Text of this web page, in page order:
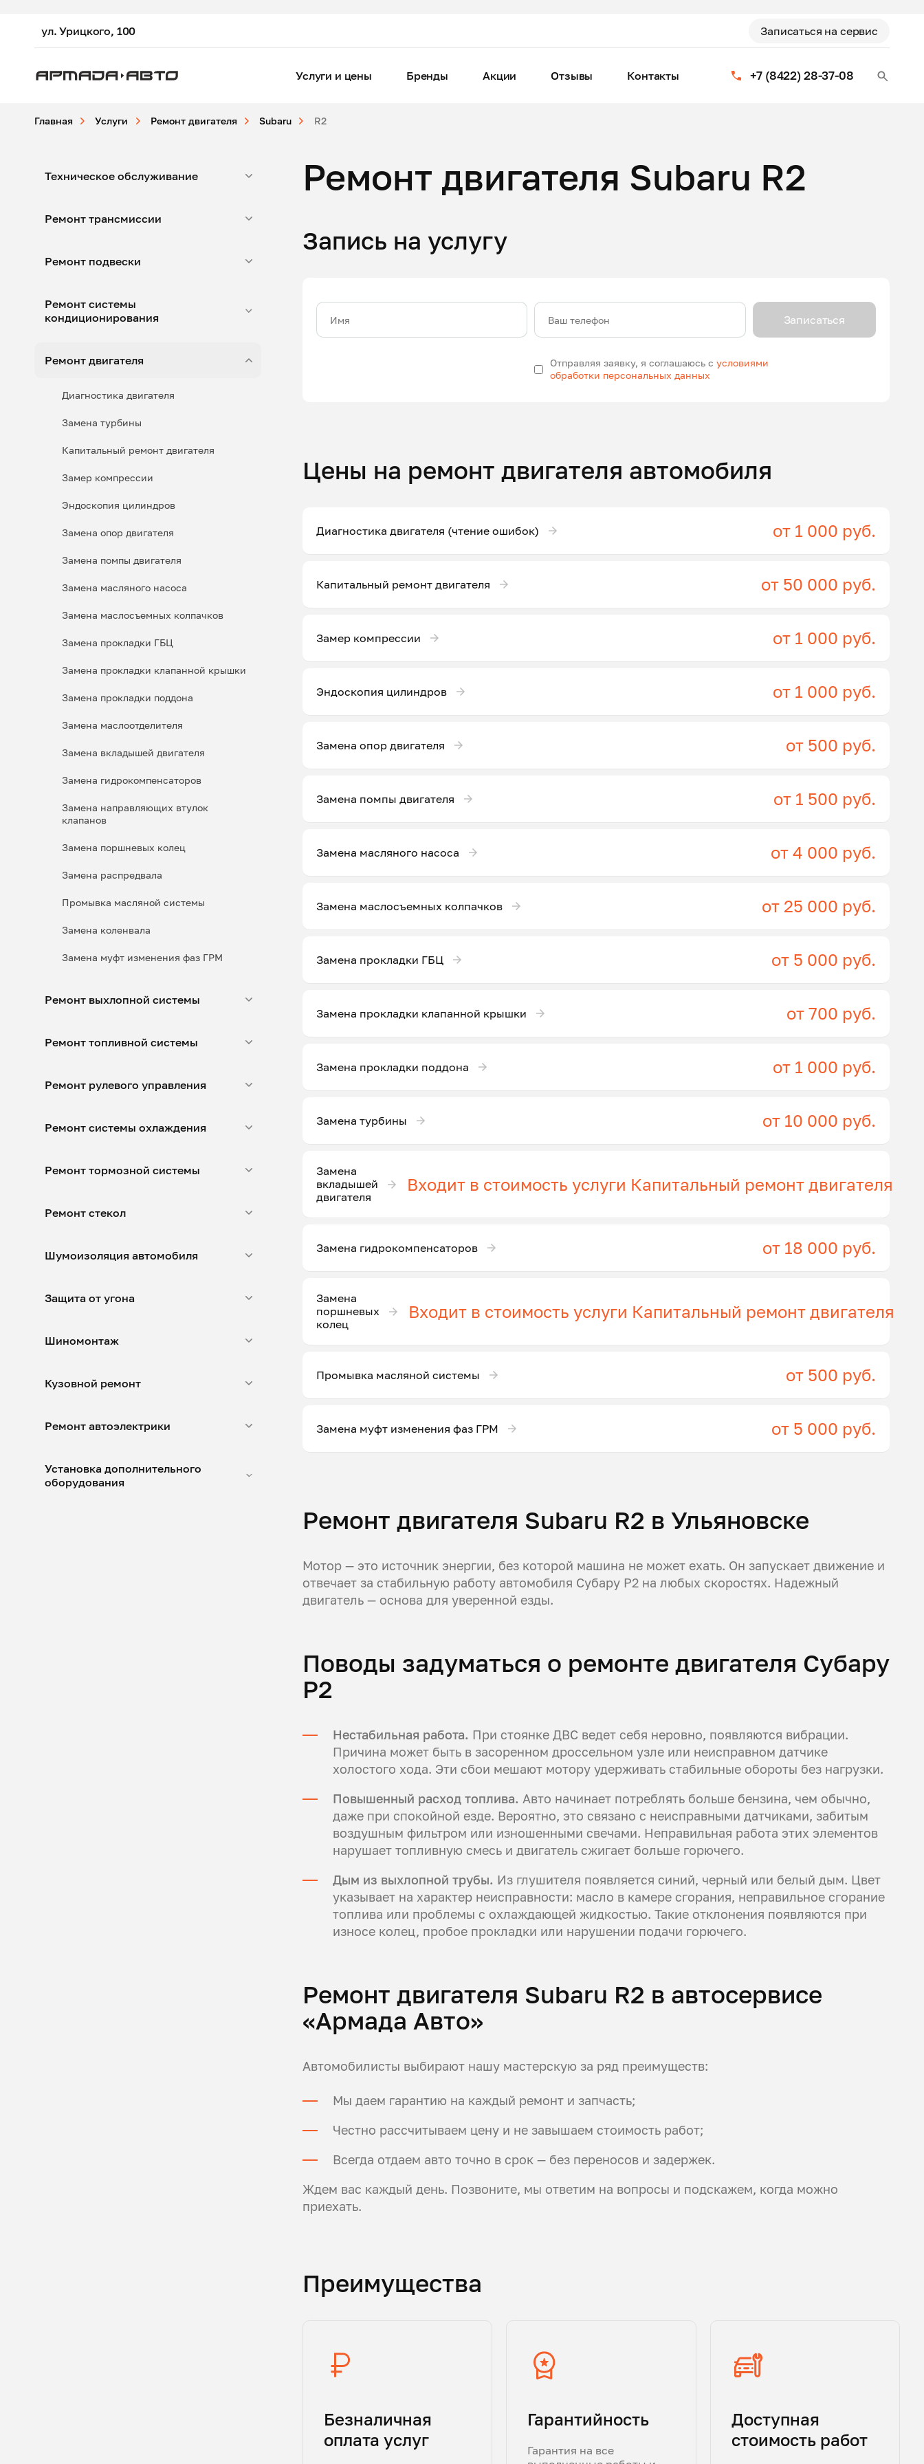
ул. Урицкого, 100 Записаться на сервис
+7 (8422) 28-37-08
Услуги и цены Бренды Акции Отзывы Контакты
Главная Услуги Ремонт двигателя Subaru R2
Техническое обслуживание
Ремонт трансмиссии
Ремонт подвески
Ремонт системы
кондиционирования
Ремонт двигателя
Диагностика двигателя
Замена турбины
Капитальный ремонт двигателя
Замер компрессии
Эндоскопия цилиндров
Замена опор двигателя
Замена помпы двигателя
Замена масляного насоса
Замена маслосъемных колпачков
Замена прокладки ГБЦ
Замена прокладки клапанной крышки
Замена прокладки поддона
Замена маслоотделителя
Замена вкладышей двигателя
Замена гидрокомпенсаторов
Замена направляющих втулок
клапанов
Замена поршневых колец
Замена распредвала
Промывка масляной системы
Замена коленвала
Замена муфт изменения фаз ГРМ
Ремонт выхлопной системы
Ремонт топливной системы
Ремонт рулевого управления
Ремонт системы охлаждения
Ремонт тормозной системы
Ремонт стекол
Шумоизоляция автомобиля
Защита от угона
Шиномонтаж
Кузовной ремонт
Ремонт автоэлектрики
Установка дополнительного
оборудования
Ремонт двигателя Subaru R2
Запись на услугу
Имя Ваш телефон
Отправляя заявку, я соглашаюсь сусловиями
обработки персональных данных
Записаться
Цены на ремонт двигателя автомобиля
Диагностика двигателя (чтение ошибок) от 1 000 руб.
Капитальный ремонт двигателя от 50 000 руб.
Замер компрессии от 1 000 руб.
Эндоскопия цилиндров от 1 000 руб.
Замена опор двигателя от 500 руб.
Замена помпы двигателя от 1 500 руб.
Замена масляного насоса от 4 000 руб.
Замена маслосъемных колпачков от 25 000 руб.
Замена прокладки ГБЦ от 5 000 руб.
Замена прокладки клапанной крышки от 700 руб.
Замена прокладки поддона от 1 000 руб.
Замена турбины от 10 000 руб.
Замена
вкладышей
двигателя
Входит в стоимость услуги Капитальный ремонт двигателя
Замена гидрокомпенсаторов от 18 000 руб.
Замена
поршневых
колец
Входит в стоимость услуги Капитальный ремонт двигателя
Промывка масляной системы от 500 руб.
Замена муфт изменения фаз ГРМ от 5 000 руб.
Ремонт двигателя Subaru R2 в Ульяновске
Мотор — это источник энергии, без которой машина не может ехать. Он запускает движение и
отвечает за стабильную работу автомобиля Субару Р2 на любых скоростях. Надежный
двигатель — основа для уверенной езды.
Поводы задуматься о ремонте двигателя Субару
Р2
Нестабильная работа. При стоянке ДВС ведет себя неровно, появляются вибрации.
Причина может быть в засоренном дроссельном узле или неисправном датчике
холостого хода. Эти сбои мешают мотору удерживать стабильные обороты без нагрузки.
Повышенный расход топлива. Авто начинает потреблять больше бензина, чем обычно,
даже при спокойной езде. Вероятно, это связано с неисправными датчиками, забитым
воздушным фильтром или изношенными свечами. Неправильная работа этих элементов
нарушает топливную смесь и двигатель сжигает больше горючего.
Дым из выхлопной трубы. Из глушителя появляется синий, черный или белый дым. Цвет
указывает на характер неисправности: масло в камере сгорания, неправильное сгорание
топлива или проблемы с охлаждающей жидкостью. Такие отклонения появляются при
износе колец, пробое прокладки или нарушении подачи горючего.
Ремонт двигателя Subaru R2 в автосервисе
«Армада Авто»
Автомобилисты выбирают нашу мастерскую за ряд преимуществ:
Мы даем гарантию на каждый ремонт и запчасть;
Честно рассчитываем цену и не завышаем стоимость работ;
Всегда отдаем авто точно в срок — без переносов и задержек.
Ждем вас каждый день. Позвоните, мы ответим на вопросы и подскажем, когда можно
приехать.
Преимущества
Безналичная
оплата услуг
Гарантийность
Гарантия на все
Доступная
стоимость работ